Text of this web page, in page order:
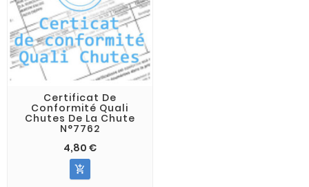
Certificat De
Conformité Quali
Chutes De La Chute
N°7762
4,80 €
